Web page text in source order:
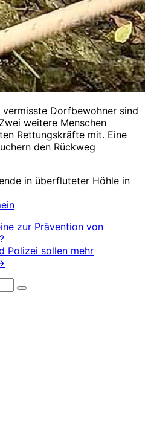
vermisste Dorfbewohner sind
weitere Menschen
Rettungskräfte mit. Eine
den Rückweg
in überfluteter Höhle in
zur Prävention von
Polizei sollen mehr